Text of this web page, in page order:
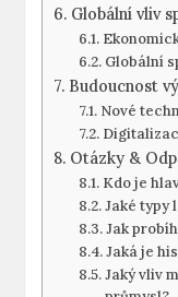
Globální vliv​
Globální
Budoucnost
Nové
Otázky &
Kdo je
Jaké typy
Jak
Jaká ​je
Jaký ⁣vliv